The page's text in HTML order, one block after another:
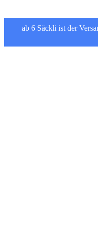
ab 6 Säckli ist der